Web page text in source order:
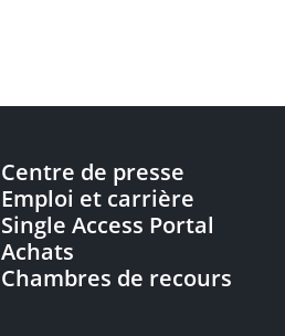
Centre de presse
Emploi et carrière
Single Access Portal
Achats
Chambres de recours